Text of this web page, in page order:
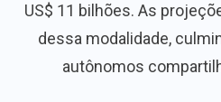
US$ 11 bilhões. As
dessa modalidade,
autônomos